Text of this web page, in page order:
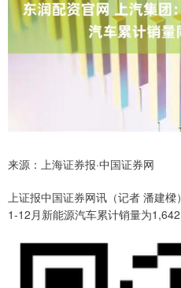
来源：上海证券报·中国证券网
上证报中国证券网讯（记者 潘建
1-12月新能源汽车累计销量为